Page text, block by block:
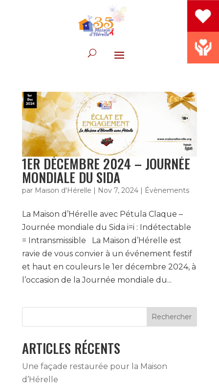
1ER DÉCEMBRE 2024 – JOURNÉE
MONDIALE DU SIDA
par Maison d'Hérelle | Nov 7, 2024| Évènements
La Maison d’Hérelle avec Pétula Claque –
Journée mondiale du Sida i=i : Indétectable
= Intransmissible La Maison d’Hérelle est
ravie de vous convier à un événement festif
et haut en couleurs le 1er décembre 2024, à
l’occasion de la Journée mondiale du...
Rechercher
ARTICLES RÉCENTS
Une façade restaurée pour la Maison
d’Hérelle